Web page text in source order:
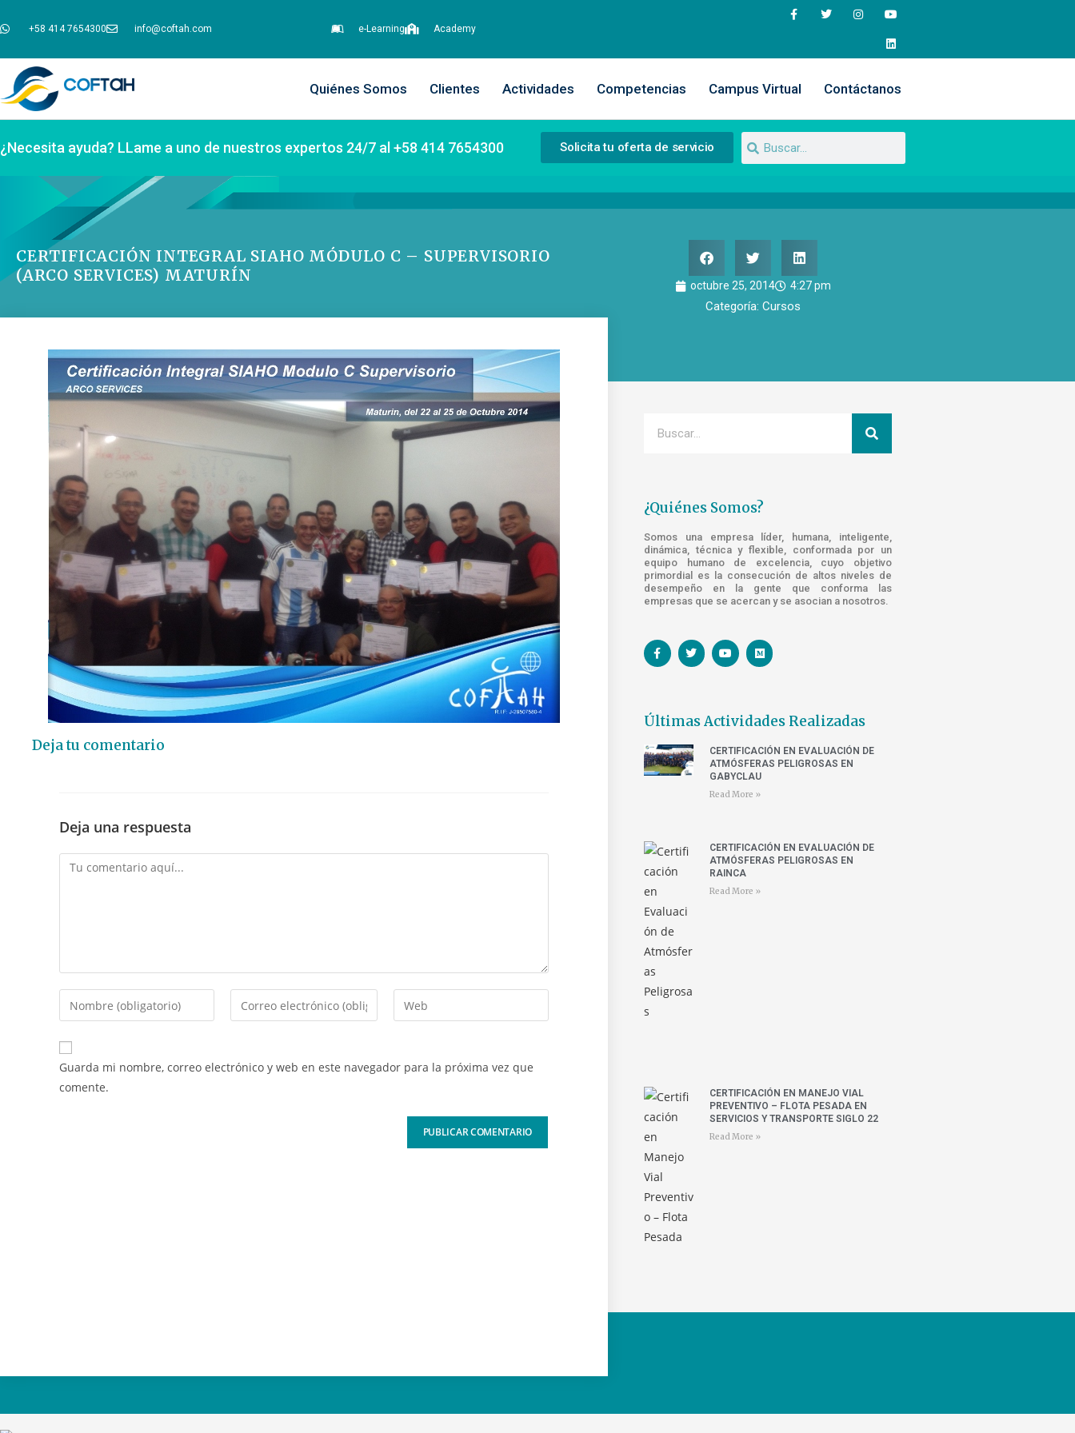
+58 414 7654300 info@coftah.com e-Learning Academy
Quiénes Somos Clientes Actividades Competencias Campus Virtual Contáctanos
¿Necesita ayuda? LLame a uno de nuestros expertos 24/7 al +58 414 7654300 Solicita tu oferta de servicio
CERTIFICACIÓN INTEGRAL SIAHO MÓDULO C – SUPERVISORIO
(ARCO SERVICES) MATURÍN
octubre 25, 2014 4:27 pm
Categoría:Cursos
Deja tu comentario
Deja una respuesta
Guarda mi nombre, correo electrónico y web en este navegador para la próxima vez que
comente.
¿Quiénes Somos?
Somos una empresa líder, humana, inteligente,
dinámica, técnica y flexible, conformada por un
equipo humano de excelencia, cuyo objetivo
primordial es la consecución de altos niveles de
desempeño en la gente que conforma las
empresas que se acercan y se asocian a nosotros.
Últimas Actividades Realizadas
CERTIFICACIÓN EN EVALUACIÓN DE
ATMÓSFERAS PELIGROSAS EN
GABYCLAU
Read More »
CERTIFICACIÓN EN EVALUACIÓN DE
ATMÓSFERAS PELIGROSAS EN
RAINCA
Read More »
CERTIFICACIÓN EN MANEJO VIAL
PREVENTIVO – FLOTA PESADA EN
SERVICIOS Y TRANSPORTE SIGLO 22
Read More »